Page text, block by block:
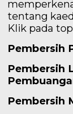
tentang
Klik pada
Pembersih
Pembersih
Pembersih